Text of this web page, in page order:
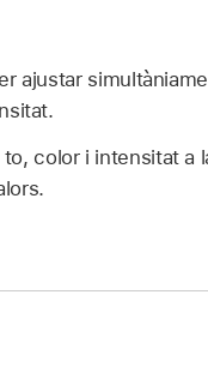
ajustar
color i intensitat a